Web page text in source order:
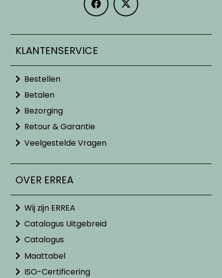
KLANTENSERVICE
Bestellen
Betalen
Bezorging
Retour & Garantie
Veelgestelde Vragen
OVER ERREA
Wij zijn ERREA
Catalogus Uitgebreid
Catalogus
Maattabel
ISO-Certificering